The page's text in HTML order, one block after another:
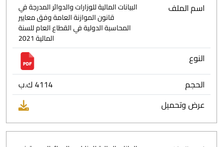
اسم الملف
البيانات المالية للوزارات والدوائر المدرجة في
قانون الموازنة العامة وفق معايير
المحاسبة الدولية في القطاع العام للسنة
المالية 2021
النوع
الحجم
4114 ك.ب
عرض وتحميل